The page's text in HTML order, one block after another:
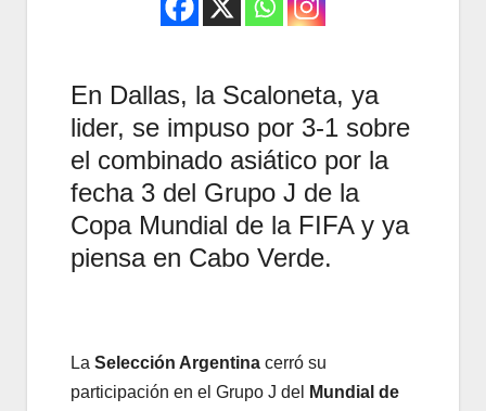
En Dallas, la Scaloneta, ya
lider, se impuso por 3-1 sobre
el combinado asiático por la
fecha 3 del Grupo J de la
Copa Mundial de la FIFA y ya
piensa en Cabo Verde.
La Selección Argentina cerró su
participación en el Grupo J del
Mundial de